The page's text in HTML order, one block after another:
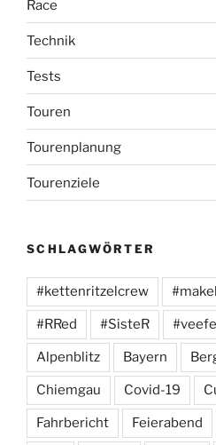
Race
Technik
Tests
Touren
Tourenplanung
Tourenziele
SCHLAGWÖRTER
#kettenritzelcrew
#RRed #SisteR
Alpenblitz Bayern
Chiemgau Covid-19
Fahrbericht Feierabend